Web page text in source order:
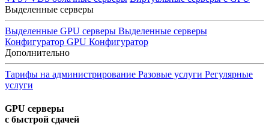
Выделенные серверы
Выделенные GPU серверы Выделенные серверы
Конфигуратор GPU Конфигуратор
Дополнительно
Тарифы на администрирование Разовые услуги Регулярные
услуги
GPU серверы
с быстрой сдачей